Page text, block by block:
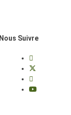
Nous Suivre